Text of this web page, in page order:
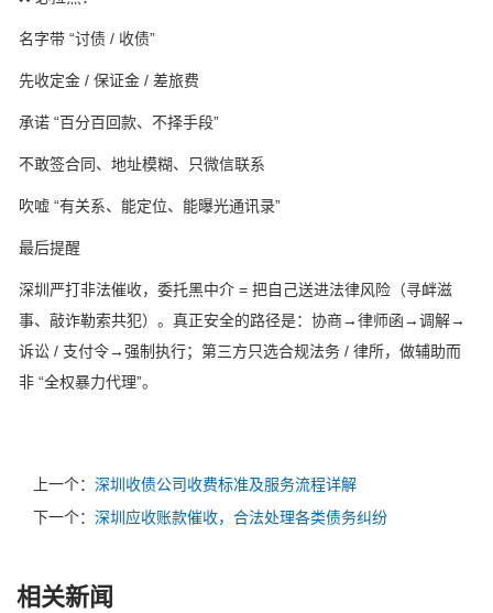
名字带 “讨债 / 收债”
先收定金 / 保证金 / 差旅费
承诺 “百分百回款、不择手段”
不敢签合同、地址模糊、只微信联系
吹嘘 “有关系、能定位、能曝光通讯录”
最后提醒
深圳严打非法催收，委托黑中介 = 把自己送进法律风险（寻衅滋
事、敲诈勒索共犯）。真正安全的路径是：协商→律师函→调解→
诉讼 / 支付令→强制执行；第三方只选合规法务 / 律所，做辅助而
非 “全权暴力代理”。
上一个： 深圳收债公司收费标准及服务流程详解
下一个： 深圳应收账款催收，合法处理各类债务纠纷
相关新闻